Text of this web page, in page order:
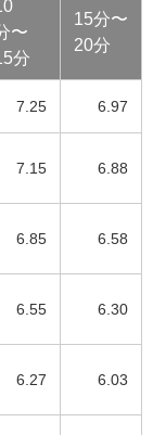
〜
分
15分〜
20分
7.25 6.97
7.15 6.88
6.85 6.58
6.55 6.30
6.27 6.03